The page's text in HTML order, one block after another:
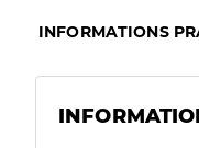
INFORMATIONS